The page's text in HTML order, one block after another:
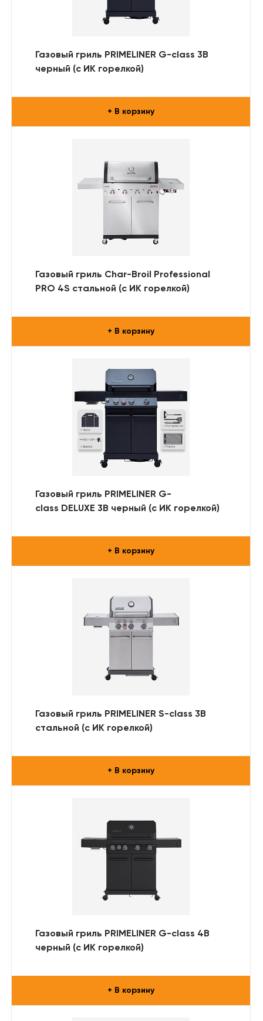
Газовый гриль PRIMELINER G-class 3B
черный (с ИК горелкой)
+ В корзину
Газовый гриль Char-Broil Professional
PRO 4S стальной (с ИК горелкой)
+ В корзину
Газовый гриль PRIMELINER G-
class DELUXE 3B черный (с ИК горелкой)
+ В корзину
Газовый гриль PRIMELINER S-class 3B
стальной (с ИК горелкой)
+ В корзину
Газовый гриль PRIMELINER G-class 4B
черный (с ИК горелкой)
+ В корзину